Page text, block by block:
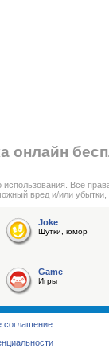
онлайн
Все
вред и/или
Joke
Шутки, юмор
Game
Игры
соглашение